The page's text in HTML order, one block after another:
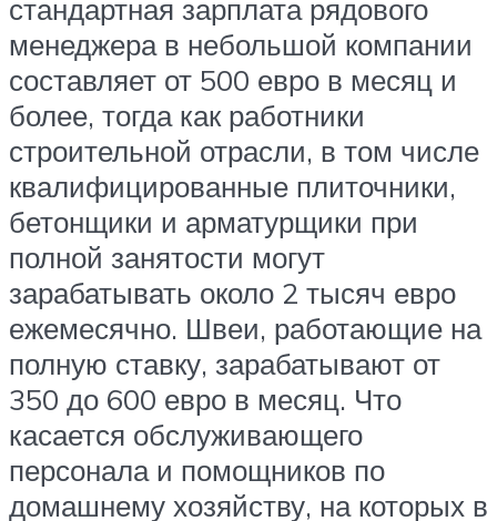
стандартная зарплата рядового
менеджера в небольшой компании
составляет от 500 евро в месяц и
более, тогда как работники
строительной отрасли, в том числе
квалифицированные плиточники,
бетонщики и арматурщики при
полной занятости могут
зарабатывать около 2 тысяч евро
ежемесячно. Швеи, работающие на
полную ставку, зарабатывают от
350 до 600 евро в месяц. Что
касается обслуживающего
персонала и помощников по
домашнему хозяйству, на которых в